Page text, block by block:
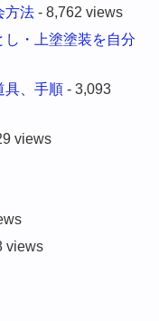
方法 - 8,762 views
し・上塗塗装を自分
具、手順 - 3,093
views
views